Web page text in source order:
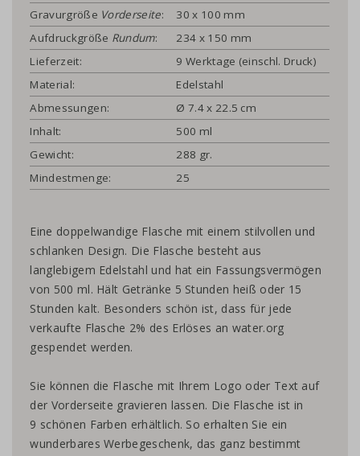
Gravurgröße Vorderseite:
30 x 100 mm
Aufdruckgröße Rundum:
234 x 150 mm
Lieferzeit:
9 Werktage (einschl. Druck)
Material:
Edelstahl
Abmessungen:
Ø 7.4 x 22.5 cm
Inhalt:
500 ml
Gewicht:
288 gr.
Mindestmenge:
25
Eine doppelwandige Flasche mit einem stilvollen und
schlanken Design. Die Flasche besteht aus
langlebigem Edelstahl und hat ein Fassungsvermögen
von 500 ml. Hält Getränke 5 Stunden heiß oder 15
Stunden kalt. Besonders schön ist, dass für jede
verkaufte Flasche 2% des Erlöses an water.org
gespendet werden.
Sie können die Flasche mit Ihrem Logo oder Text auf
der Vorderseite gravieren lassen. Die Flasche ist in
9 schönen Farben erhältlich. So erhalten Sie ein
wunderbares Werbegeschenk, das ganz bestimmt